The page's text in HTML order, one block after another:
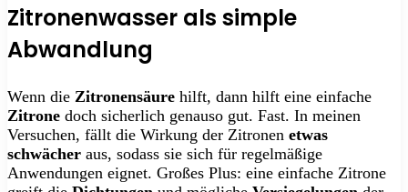
Zitronenwasser als simple
Abwandlung
Wenn die Zitronensäure hilft, dann hilft eine einfache
Zitrone doch sicherlich genauso gut. Fast. In meinen
Versuchen, fällt die Wirkung der Zitronen etwas
schwächer aus, sodass sie sich für regelmäßige
Anwendungen eignet. Großes Plus: eine einfache Zitrone